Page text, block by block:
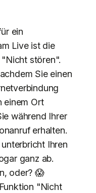
ein
Live ist die
"Nicht stören".
Sie einen
einem Ort
während Ihrer
erhalten.
Ihren
ganz ab.
oder? 😱
"Nicht